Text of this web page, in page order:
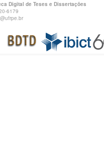
Digital de Teses e Dissertações
6179